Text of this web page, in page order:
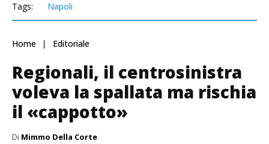
Tags: Napoli
Home Editoriale
Regionali, il centrosinistra
voleva la spallata ma rischia
il «cappotto»
Di Mimmo Della Corte